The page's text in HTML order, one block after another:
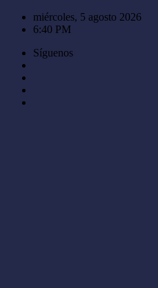
Saltar
miércoles, 5 agosto 2026
6:40 PM
Síguenos